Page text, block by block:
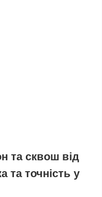
та сквош від
та точність у